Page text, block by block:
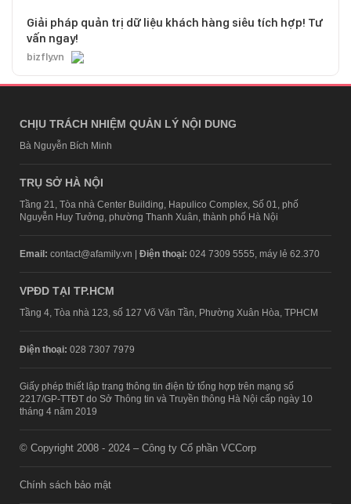
Giải pháp quản trị dữ liệu khách hàng siêu tích hợp! Tư
vấn ngay!
bizfly.vn
CHỊU TRÁCH NHIỆM QUẢN LÝ NỘI DUNG
Bà Nguyễn Bích Minh
TRỤ SỞ HÀ NỘI
Tầng 21, Tòa nhà Center Building, Hapulico Complex, Số 01, phố
Nguyễn Huy Tưởng, phường Thanh Xuân, thành phố Hà Nội
Email: contact@afamily.vn | Điện thoại: 024 7309 5555, máy lẻ 62.370
VPĐD TẠI TP.HCM
Tầng 4, Tòa nhà 123, số 127 Võ Văn Tần, Phường Xuân Hòa, TPHCM
Điện thoại: 028 7307 7979
Giấy phép thiết lập trang thông tin điện tử tổng hợp trên mạng số
2217/GP-TTĐT do Sở Thông tin và Truyền thông Hà Nội cấp ngày 10
tháng 4 năm 2019
© Copyright 2008 - 2024 – Công ty Cổ phần VCCorp
Chính sách bảo mật